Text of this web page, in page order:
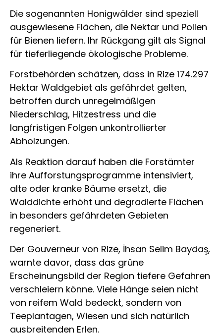
Die sogenannten Honigwälder sind speziell
ausgewiesene Flächen, die Nektar und Pollen
für Bienen liefern. Ihr Rückgang gilt als Signal
für tieferliegende ökologische Probleme.
Forstbehörden schätzen, dass in Rize 174.297
Hektar Waldgebiet als gefährdet gelten,
betroffen durch unregelmäßigen
Niederschlag, Hitzestress und die
langfristigen Folgen unkontrollierter
Abholzungen.
Als Reaktion darauf haben die Forstämter
ihre Aufforstungsprogramme intensiviert,
alte oder kranke Bäume ersetzt, die
Walddichte erhöht und degradierte Flächen
in besonders gefährdeten Gebieten
regeneriert.
Der Gouverneur von Rize, İhsan Selim Baydaş,
warnte davor, dass das grüne
Erscheinungsbild der Region tiefere Gefahren
verschleiern könne. Viele Hänge seien nicht
von reifem Wald bedeckt, sondern von
Teeplantagen, Wiesen und sich natürlich
ausbreitenden Erlen.